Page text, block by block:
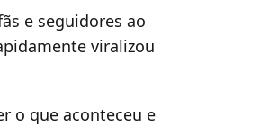
e seguidores ao
viralizou
o que aconteceu e